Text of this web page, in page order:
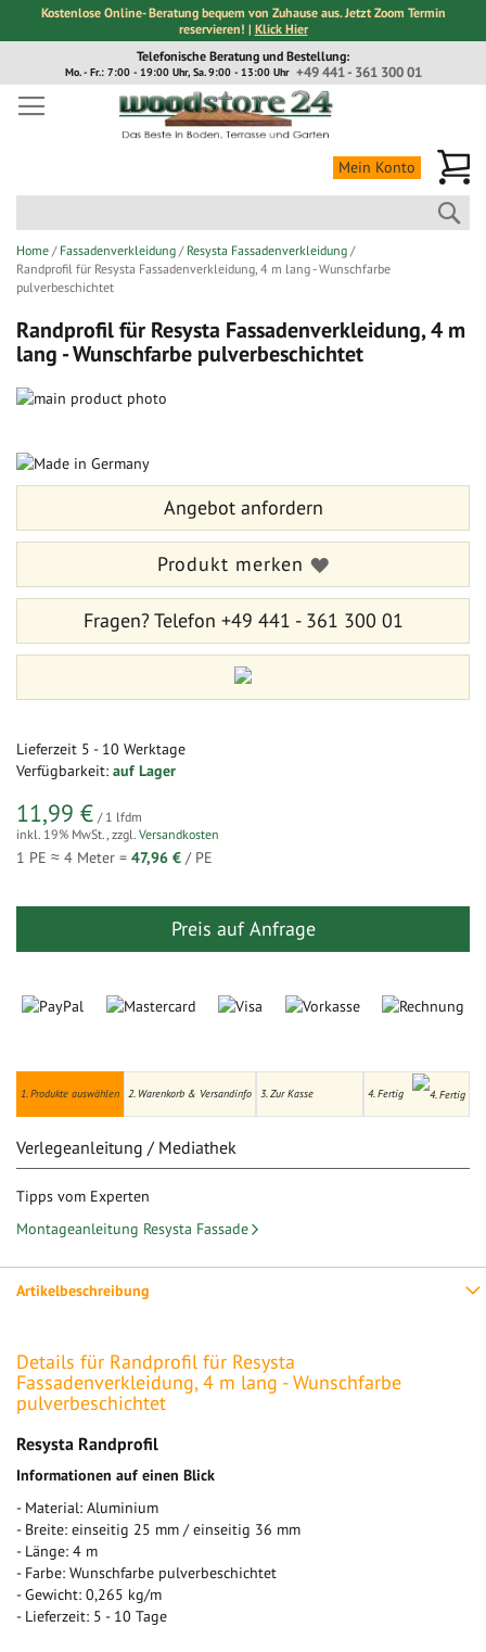
Kostenlose Online- Beratung bequem von Zuhause aus. Jetzt Zoom Termin
reservieren! | Klick Hier
Inhalt
Telefonische Beratung und Bestellung:
+49 441 - 361 300 01
Mo. - Fr.: 7:00 - 19:00 Uhr, Sa. 9:00 - 13:00 Uhr
Mein Konto
Home Fassadenverkleidung
Resysta Fassadenverkleidung
Randprofil für Resysta Fassadenverkleidung, 4 m lang - Wunschfarbe
pulverbeschichtet
1. Produkte auswählen 2. Warenkorb & Versandinfo 3. Zur Kasse 4. Fertig
Randprofil für Resysta Fassadenverkleidung, 4 m
lang - Wunschfarbe pulverbeschichtet
Lieferzeit 5 - 10 Werktage
Verfügbarkeit: auf Lager
11,99 € / 1 lfdm
inkl. 19% MwSt., zzgl. Versandkosten
1 PE ≈ 4 Meter = 47,96 € / PE
Preis auf Anfrage
Zum
Bildergalerie
springen
der
Bildergalerie
Angebot anfordern
Produkt merken
Fragen?Telefon +49 441 - 361 300 01
Artikelbeschreibung
Details für Randprofil für Resysta
Fassadenverkleidung, 4 m lang - Wunschfarbe
pulverbeschichtet
Resysta Randprofil
Informationen auf einen Blick
- Material: Aluminium
- Breite: einseitig 25 mm / einseitig 36 mm
- Länge: 4 m
- Farbe: Wunschfarbe pulverbeschichtet
- Gewicht: 0,265 kg/m
- Lieferzeit: 5 - 10 Tage
Verlegeanleitung / Mediathek
Tipps vom Experten
Montageanleitung Resysta Fassade